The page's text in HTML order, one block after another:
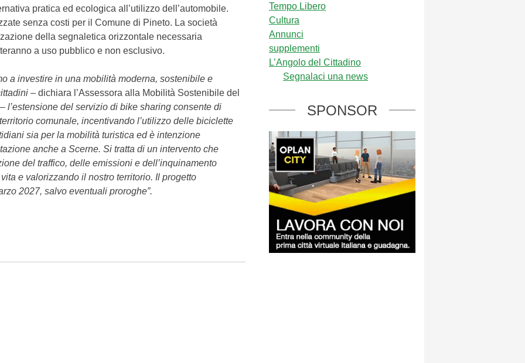
pratica ed ecologica all’utilizzo dell’automobile.
senza costi per il Comune di Pineto. La società
della segnaletica orizzontale necessaria
a uso pubblico e non esclusivo.
a investire in una mobilità moderna, sostenibile e
– dichiara l’Assessora alla Mobilità Sostenibile del
– l’estensione del servizio di bike sharing consente di
comunale, incentivando l’utilizzo delle biciclette
sia per la mobilità turistica ed è intenzione
anche a Scerne. Si tratta di un intervento che
del traffico, delle emissioni e dell’inquinamento
e valorizzando il nostro territorio. Il progetto
2027, salvo eventuali proroghe”.
Tempo Libero
Cultura
Annunci
supplementi
L’Angolo del Cittadino
Segnalaci una news
SPONSOR